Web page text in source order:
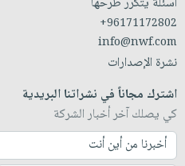
+96171172802
info@nwf.com
نشرة الإصدارات
اشترك مجاناً في نشراتنا البريدية
كي يصلك آخر أخبار الشركة